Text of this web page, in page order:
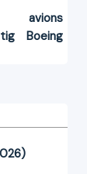
avions
Boeing